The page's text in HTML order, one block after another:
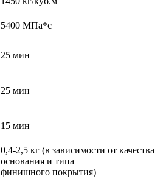
5400 МПа*с
25 мин
25 мин
15 мин
0,4-2,5 кг (в зависимости от качества
основания и типа
финишного покрытия)